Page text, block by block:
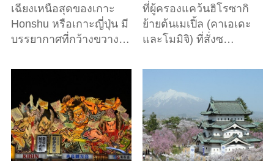
เฉียงเหนือสุดของเกาะ
Honshu หรือเกาะญี่ปุ่น มี
บรรยากาศที่กว้างขวาง…
ที่ผู้ครองแคว้นฮิโรซากิ
ย้ายต้นเมเปิ้ล (คาเอเดะ
และโมมิจิ) ที่สั่งซ…